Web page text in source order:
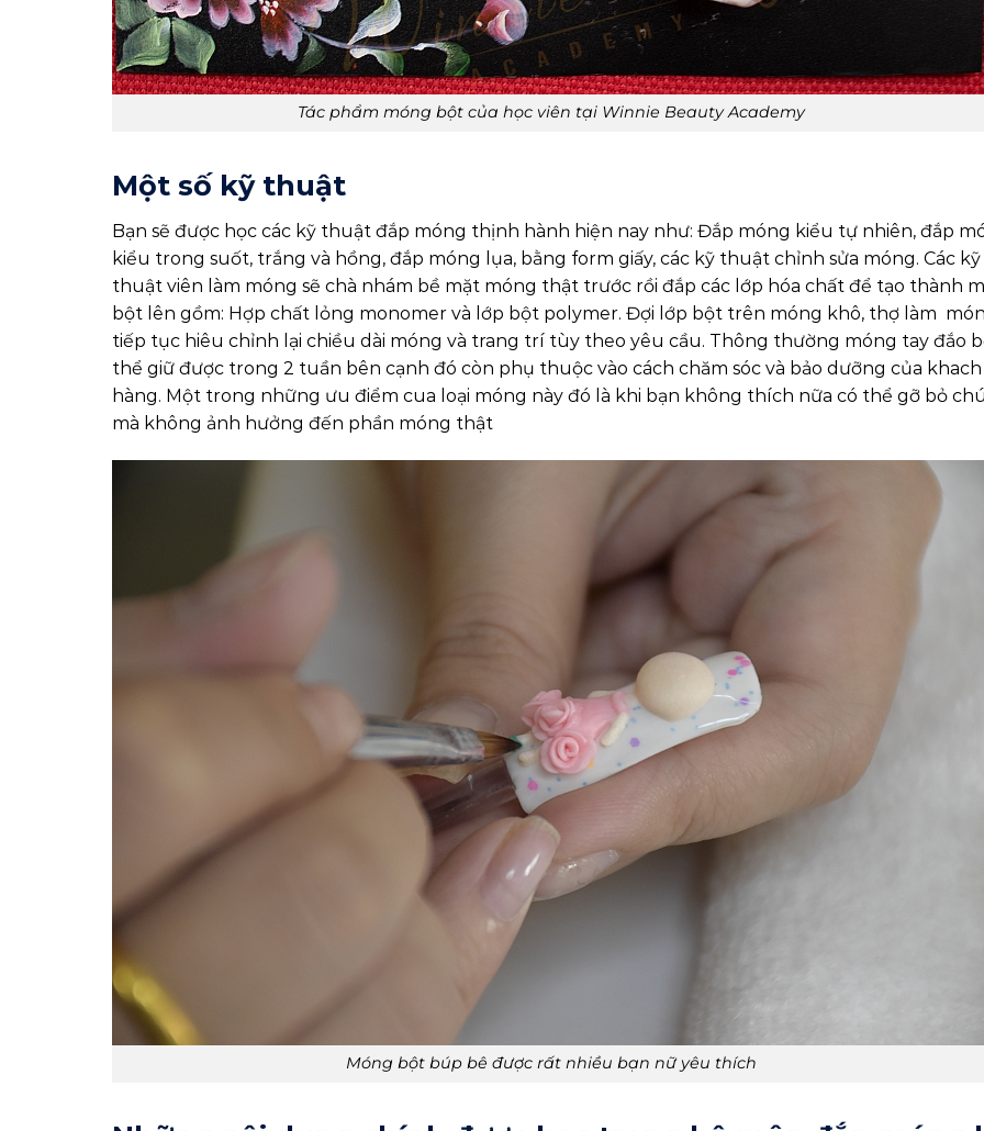
Tác phẩm móng bột của học viên tại Winnie Beauty Academy
Một số kỹ thuật
Bạn sẽ được học các kỹ thuật đắp móng thịnh hành hiện nay như: Đắp móng kiểu tự nhiên, đắp
kiểu trong suốt, trắng và hồng, đắp móng lụa, bằng form giấy, các kỹ thuật chỉnh sửa móng. Các kỹ
thuật viên làm móng sẽ chà nhám bề mặt móng thật trước rồi đắp các lớp hóa chất để tạo thành
bột lên gồm: Hợp chất lỏng monomer và lớp bột polymer. Đợi lớp bột trên móng khô, thợ làm
tiếp tục hiêu chỉnh lại chiều dài móng và trang trí tùy theo yêu cầu. Thông thường móng tay đắo
thể giữ được trong 2 tuần bên cạnh đó còn phụ thuộc vào cách chăm sóc và bảo dưỡng của khach
hàng. Một trong những ưu điểm cua loại móng này đó là khi bạn không thích nữa có thể gỡ bỏ
mà không ảnh hưởng đến phần móng thật
Móng bột búp bê được rất nhiều bạn nữ yêu thích